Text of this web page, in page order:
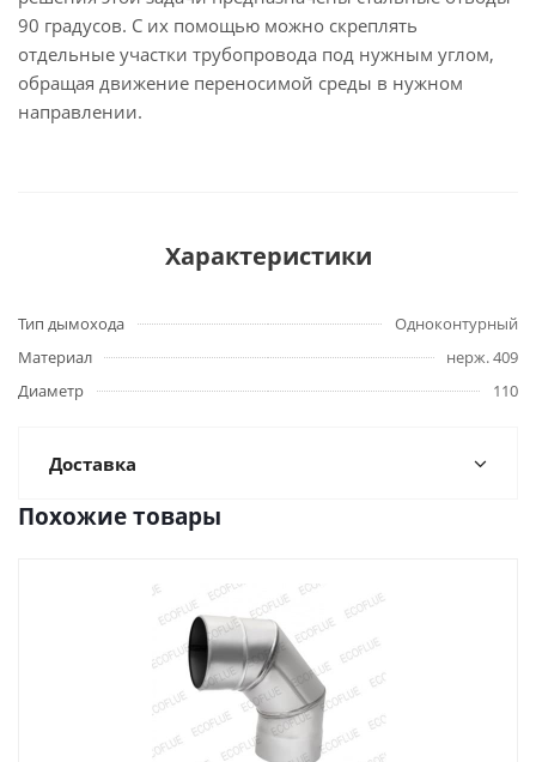
90 градусов. С их помощью можно скреплять
отдельные участки трубопровода под нужным углом,
обращая движение переносимой среды в нужном
направлении.
Характеристики
Тип дымохода
Одноконтурный
Материал
нерж. 409
Диаметр
110
Доставка
Похожие товары